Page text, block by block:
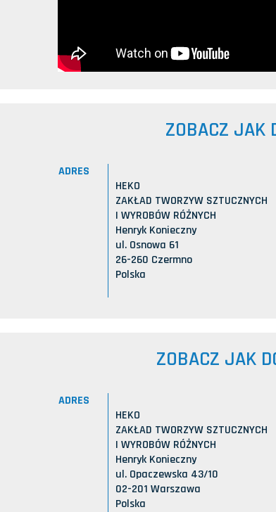
ZOBACZ JAK
ADRES
HEKO
ZAKŁAD TWORZYW SZTUCZNYCH
I WYROBÓW RÓŻNYCH
Henryk Konieczny
ul. Osnowa 61
26-260 Czermno
Polska
ZOBACZ JAK
ADRES
HEKO
ZAKŁAD TWORZYW SZTUCZNYCH
I WYROBÓW RÓŻNYCH
Henryk Konieczny
ul. Opaczewska 43/10
02-201 Warszawa
Polska